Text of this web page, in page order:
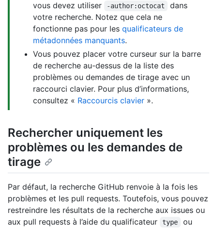
vous devez utiliser
-author:octocat
dans
votre recherche. Notez que cela ne
fonctionne pas pour les qualificateurs de
métadonnées manquants.
Vous pouvez placer votre curseur sur la barre
de recherche au-dessus de la liste des
problèmes ou demandes de tirage avec un
raccourci clavier. Pour plus d’informations,
consultez « Raccourcis clavier ».
Rechercher uniquement les
problèmes ou les demandes de
tirage
Par défaut, la recherche GitHub renvoie à la fois les
problèmes et les pull requests. Toutefois, vous pouvez
restreindre les résultats de la recherche aux issues ou
aux pull requests à l’aide du qualificateur
type ou